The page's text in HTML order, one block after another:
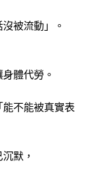
被流動」。
體代勞。
不能被真實表
默，